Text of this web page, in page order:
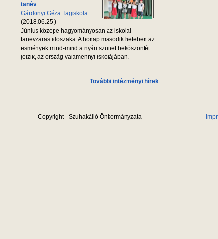
tanév
Gárdonyi Géza Tagiskola
(2018.06.25.)
Június közepe hagyományosan az iskolai
tanévzárás időszaka. A hónap második hetében az
esmények mind-mind a nyári szünet beköszöntét
jelzik, az ország valamennyi iskolájában.
További intézményi hírek
Copyright - Szuhakálló Önkormányzata